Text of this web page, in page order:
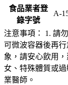
食品業者登
錄字號
A-
注意事項： 1. 請
可微波容器後再
象，請安心飲用
女、特殊體質或
業醫師。